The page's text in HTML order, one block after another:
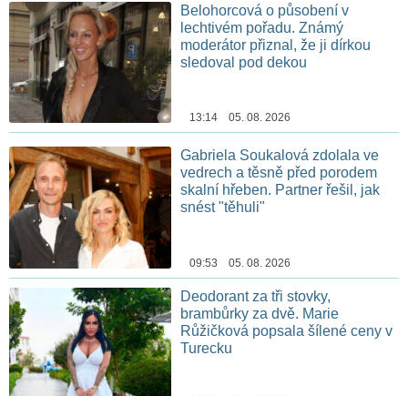
Belohorcová o působení v
lechtivém pořadu. Známý
moderátor přiznal, že ji dírkou
sledoval pod dekou
13:14 05. 08. 2026
Gabriela Soukalová zdolala ve
vedrech a těsně před porodem
skalní hřeben. Partner řešil, jak
snést "těhuli"
09:53 05. 08. 2026
Deodorant za tři stovky,
brambůrky za dvě. Marie
Růžičková popsala šílené ceny v
Turecku